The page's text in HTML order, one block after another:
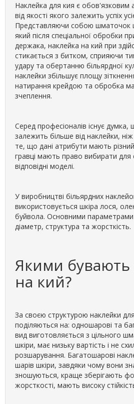
Наклейка для кия є обов'язковим
від якості якого залежить успіх
Представляючи собою шматочок
який після спеціальної обробки
держака, наклейка на кий при
стикається з битком, сприяючи
удару та обертанню більярдної
наклейки збільшує площу
натирання крейдою та обробка
зчеплення.
Серед професіоналів існує думка,
залежить більше від наклейки,
те, що дані атрибути мають
гравці мають право вибирати для
відповідні моделі.
У виробництві більярдних
використовується шкіра лося,
буйвола. Основними параметрами
діаметр, структура та жорсткість.
Якими бувають
на кий?
За своєю структурою наклейки
поділяються на: одношарові та
вид виготовляється з цільного
шкіри, має низьку вартість і не
розшарування. Багатошарові
шарів шкіри, завдяки чому вони
зношуються, краще зберігають
жорсткості, мають високу